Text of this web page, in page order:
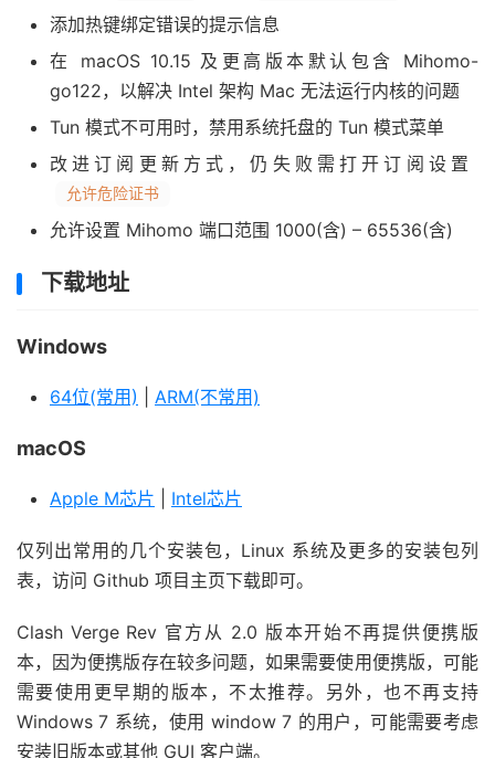
添加热键绑定错误的提示信息
在 macOS 10.15 及更高版本默认包含 Mihomo-
go122，以解决 Intel 架构 Mac 无法运行内核的问题
Tun 模式不可用时，禁用系统托盘的 Tun 模式菜单
改进订阅更新方式，仍失败需打开订阅设置
允许危险证书
允许设置 Mihomo 端口范围 1000(含) – 65536(含)
下载地址
Windows
64位(常用) ARM(不常用)
macOS
Apple M芯片 Intel芯片
仅列出常用的几个安装包，Linux 系统及更多的安装包列
表，访问 Github 项目主页下载即可。
Clash Verge Rev 官方从 2.0 版本开始不再提供便携版
本，因为便携版存在较多问题，如果需要使用便携版，可能
需要使用更早期的版本，不太推荐。另外，也不再支持
Windows 7 系统，使用 window 7 的用户，可能需要考虑
安装旧版本或其他 GUI 客户端。